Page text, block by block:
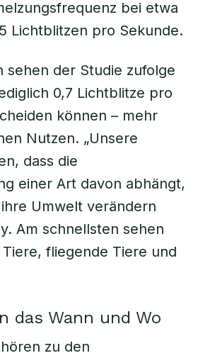
bei etwa
Lichtblitzen pro Sekunde.
sehen der Studie zufolge
0,7 Lichtblitze pro
können – mehr
Nutzen. „Unsere
dass die
einer Art davon abhängt,
Umwelt verändern
Am schnellsten sehen
fliegende Tiere und
das Wann und Wo
zu den